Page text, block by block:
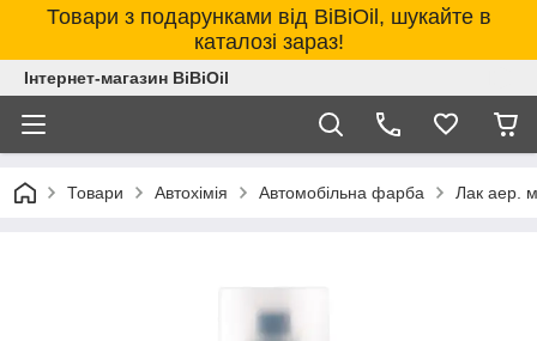
Товари з подарунками від BiBiOil, шукайте в
каталозі зараз!
Інтернет-магазин BiBiOil
Товари Автохімія Автомобільна фарба Лак аер.